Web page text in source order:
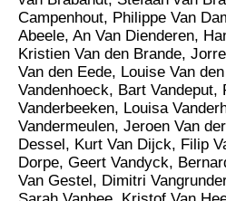
Campenhout, Philippe Van
Abeele, An Van Dienderen,
Kristien Van den Brande,
Van den Eede, Louise Van
Vandenhoeck, Bart Vandeput,
Vanderbeeken, Louisa
Vandermeulen, Jeroen Van
Dessel, Kurt Van Dijck, Filip
Dorpe, Geert Vandyck,
Van Gestel, Dimitri